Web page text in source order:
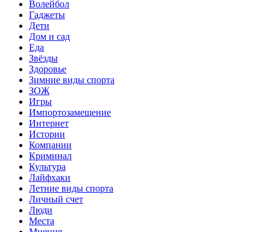
Волейбол
Гаджеты
Дети
Дом и сад
Еда
Звёзды
Здоровье
Зимние виды спорта
ЗОЖ
Игры
Импортозамещение
Интернет
Истории
Компании
Криминал
Культура
Лайфхаки
Летние виды спорта
Личный счет
Люди
Места